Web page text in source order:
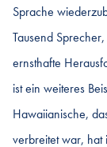
Sprache
Tausend
ernsthafte
ist ein weiteres
Hawaiianische,
verbreitet war, hat